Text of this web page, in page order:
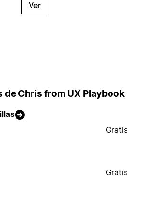
Ver
de Chris from UX Playbook
Gratis
Gratis